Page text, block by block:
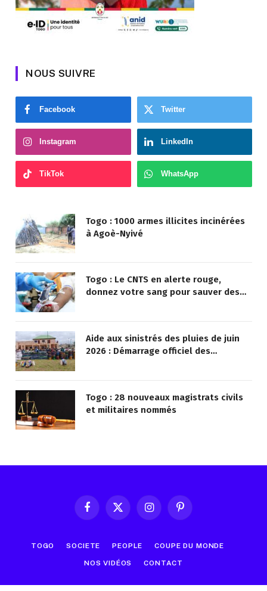
NOUS SUIVRE
Facebook Twitter
Instagram LinkedIn
TikTok WhatsApp
Togo : 1000 armes illicites incinérées
à Agoè-Nyivé
Togo : Le CNTS en alerte rouge,
donnez votre sang pour sauver des
Aide aux sinistrés des pluies de juin
2026 : Démarrage officiel des
Togo : 28 nouveaux magistrats civils
et militaires nommés
FacebookX
InstagramPinterest
TOGO SOCIETE PEOPLE COUPE DU MONDE
NOS VIDÉOS CONTACT